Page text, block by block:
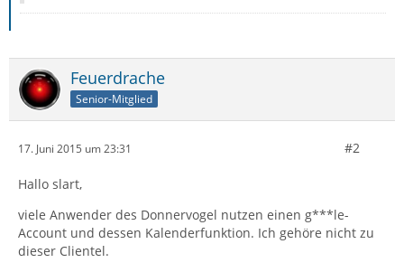
Feuerdrache
Senior-Mitglied
17. Juni 2015 um 23:31 #2
Hallo slart,
viele Anwender des Donnervogel nutzen einen g***le-
Account und dessen Kalenderfunktion. Ich gehöre nicht zu
dieser Clientel.